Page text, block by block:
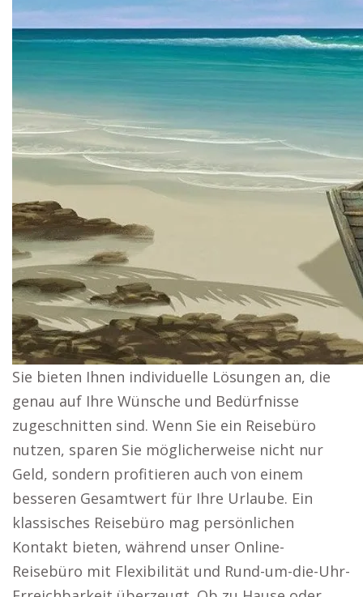
Sie bieten Ihnen individuelle Lösungen an, die
genau auf Ihre Wünsche und Bedürfnisse
zugeschnitten sind. Wenn Sie ein Reisebüro
nutzen, sparen Sie möglicherweise nicht nur
Geld, sondern profitieren auch von einem
besseren Gesamtwert für Ihre Urlaube. Ein
klassisches Reisebüro mag persönlichen
Kontakt bieten, während unser Online-
Reisebüro mit Flexibilität und Rund-um-die-Uhr-